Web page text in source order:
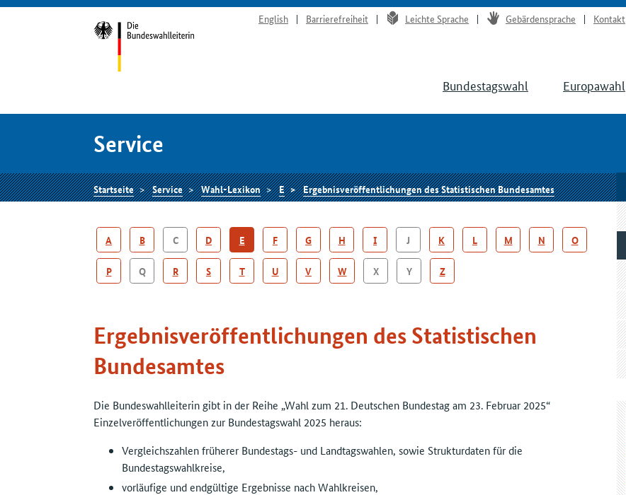
English Barrierefreiheit Leichte Sprache Gebärdensprache Kontakt
Bundestagswahl Europawahl
Service
Startseite Service Wahl-Lexikon E Ergebnisveröffentlichungen des Statistischen Bundesamtes
A B C D E F G H I J K L M N O
P Q R S T U V W X Y Z
Ergebnisveröffentlichungen des Statistischen
Bundesamtes
Die Bundeswahlleiterin gibt in der Reihe „Wahl zum 21. Deutschen Bundestag am 23. Februar 2025“
Einzelveröffentlichungen zur Bundestagswahl 2025 heraus:
Vergleichszahlen früherer Bundestags- und Landtagswahlen, sowie Strukturdaten für die
Bundestagswahlkreise,
vorläufige und endgültige Ergebnisse nach Wahlkreisen,